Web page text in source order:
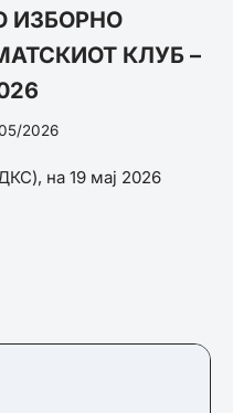
ИЗБОРНО
КЛУБ –
2026
на 19 мај 2026